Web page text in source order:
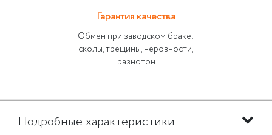
Гарантия качества
Обмен при заводском браке:
сколы, трещины, неровности,
разнотон
Подробные характеристики